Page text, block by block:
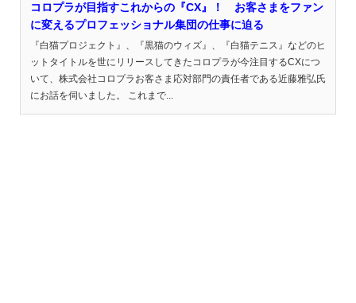
コロプラが目指すこれからの『CX』！ お客さまをファン
に変えるプロフェッショナル集団の仕事に迫る
『白猫プロジェクト』、『黒猫のウィズ』、『白猫テニス』などのヒ
ットタイトルを世にリリースしてきたコロプラが今注目するCXにつ
いて、株式会社コロプラお客さま応対部門の責任者である近藤雅弘氏
にお話を伺いました。 これまで...